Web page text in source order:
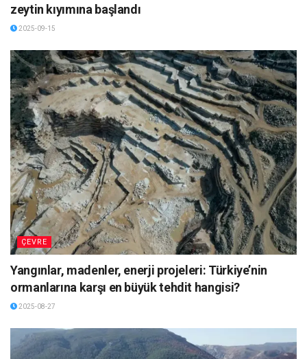
zeytin kıyımına başlandı
2025-09-15
ÇEVRE
Yangınlar, madenler, enerji projeleri: Türkiye’nin
ormanlarına karşı en büyük tehdit hangisi?
2025-08-27